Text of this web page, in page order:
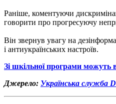
Раніше, коментуючи
говорити про прогресуючу
Він звернув увагу на
і антиукраїнських настроїв.
Зі шкільної програми можуть
Джерело: Українська служба